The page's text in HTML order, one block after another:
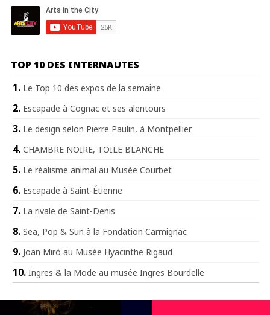
TOP 10 DES INTERNAUTES
Le Top 10 des expos de la semaine
Escapade à Cognac et ses alentours
Le design selon Pierre Paulin, à Montpellier
CHAMBRE NOIRE, TOILE BLANCHE
Le réalisme animal au Musée Courbet
Escapade à Saint-Étienne
La rivale de Saint-Denis
Sea, Pop & Sun à la Fondation Carmignac
Joan Miró au Musée Hyacinthe Rigaud
Ingres & la Mode au musée Ingres Bourdelle